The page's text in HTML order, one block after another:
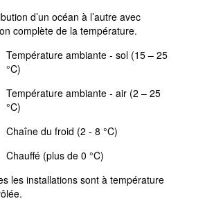
d’un océan à l’autre avec
complète de la température.
Température ambiante - sol (15 – 25
°C)
Température ambiante - air (2 – 25
°C)
Chaîne du froid (2 - 8 °C)
Chauffé (plus de 0 °C)
les installations sont à température